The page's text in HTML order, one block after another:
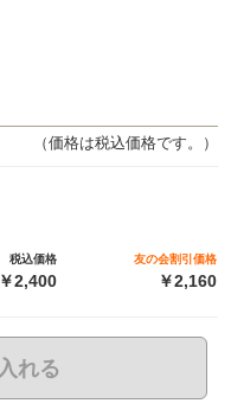
（価格は税込価格です。）
税込価格
￥2,400
友の会割引価格
￥2,160
れる